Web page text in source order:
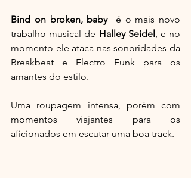
Bind on broken, baby
  é o mais novo
trabalho musical de Halley Seidel , e no
momento ele ataca nas sonoridades da
Breakbeat e Electro Funk para os
amantes do estilo.
Uma roupagem intensa, porém com
momentos viajantes para os
aficionados em escutar uma boa track.